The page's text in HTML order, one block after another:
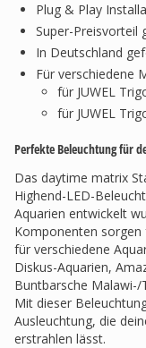
Plug & Play
Super-Preisvorteil
In Deutschland
Für verschiedene
für JUWEL
für JUWEL
Perfekte Beleuchtung für
Das daytime matrix
Highend-LED-
Aquarien entwickelt
Komponenten sorgen
für verschiedene
Diskus-Aquarien,
Buntbarsche Malawi-/
Mit dieser
Ausleuchtung, die
erstrahlen lässt.